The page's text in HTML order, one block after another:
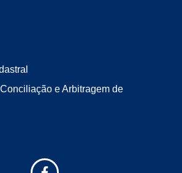
e Arbitragem de